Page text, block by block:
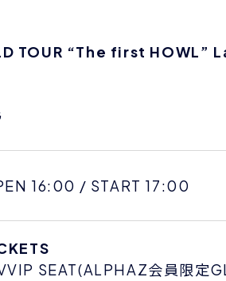
TOUR “The first HOWL”
16:00 / START 17:00
SEAT(ALPHAZ会員限定